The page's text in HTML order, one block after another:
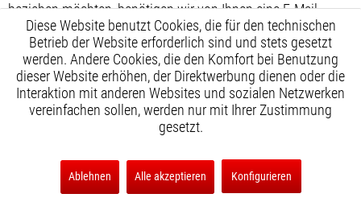
beziehen möchten, benötigen wir von Ihnen eine E-Mail-
Adresse sowie Informationen, welche uns die Überprüfung
gestatten, dass Sie der Inhaber der angegebenen E-Mail-
Adresse sind und mit dem Empfang des Newsletters
einverstanden sind. Weitere Daten werden nicht bzw. nur auf
freiwilliger Basis erhoben. Diese Daten verwenden wir
ausschließlich für den Versand der angeforderten
Die Verarbeitung der in das Newsletteranmeldeformular
Diese Website benutzt Cookies, die für den technischen
Betrieb der Website erforderlich sind und stets gesetzt
werden. Andere Cookies, die den Komfort bei Benutzung
dieser Website erhöhen, der Direktwerbung dienen oder die
Interaktion mit anderen Websites und sozialen Netzwerken
vereinfachen sollen, werden nur mit Ihrer Zustimmung
gesetzt.
Ablehnen Alle akzeptieren Konfigurieren